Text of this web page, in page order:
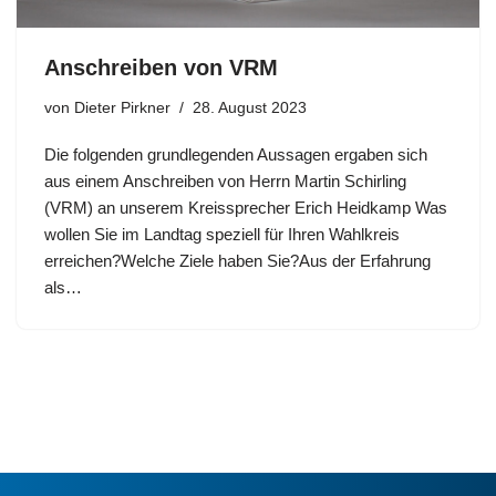
Anschreiben von VRM
von Dieter Pirkner 28. August 2023
Die folgenden grundlegenden Aussagen ergaben sich
aus einem Anschreiben von Herrn Martin Schirling
(VRM) an unserem Kreissprecher Erich Heidkamp Was
wollen Sie im Landtag speziell für Ihren Wahlkreis
erreichen?Welche Ziele haben Sie?Aus der Erfahrung
als…